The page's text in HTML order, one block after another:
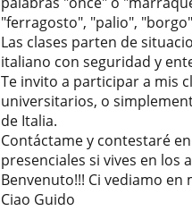
"ferragosto", "palio",
Las clases parten de
italiano con seguridad y
Te invito a participar a mis
universitarios, o
de Italia.
Contáctame y contestaré
presenciales si vives en los
Benvenuto!!! Ci vediamo
Ciao Guido